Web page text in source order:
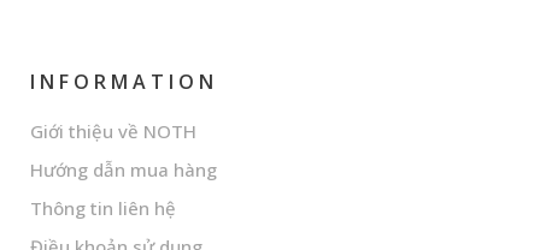
INFORMATION
Giới thiệu về NOTH
Hướng dẫn mua hàng
Thông tin liên hệ